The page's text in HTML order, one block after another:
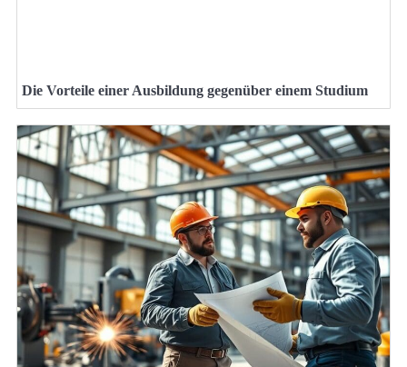
Die Vorteile einer Ausbildung gegenüber einem Studium